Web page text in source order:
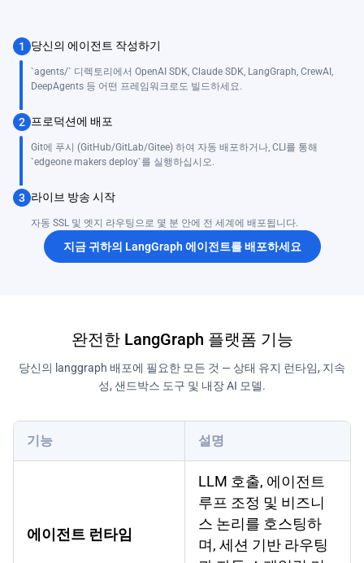
1 당신의 에이전트 작성하기
`agents/` 디렉토리에서 OpenAI SDK, Claude SDK, LangGraph, CrewAI,
DeepAgents 등 어떤 프레임워크로도 빌드하세요.
2 프로덕션에 배포
Git에 푸시 (GitHub/GitLab/Gitee) 하여 자동 배포하거나, CLI를 통해
`edgeone makers deploy`를 실행하십시오.
3 라이브 방송 시작
자동 SSL 및 엣지 라우팅으로 몇 분 안에 전 세계에 배포됩니다.
지금 귀하의 LangGraph 에이전트를 배포하세요
완전한 LangGraph 플랫폼 기능
당신의 langgraph 배포에 필요한 모든 것 — 상태 유지 런타임, 지속
성, 샌드박스 도구 및 내장 AI 모델.
기능 설명
에이전트 런타임
LLM 호출, 에이전트
루프 조정 및 비즈니
스 논리를 호스팅하
며, 세션 기반 라우팅